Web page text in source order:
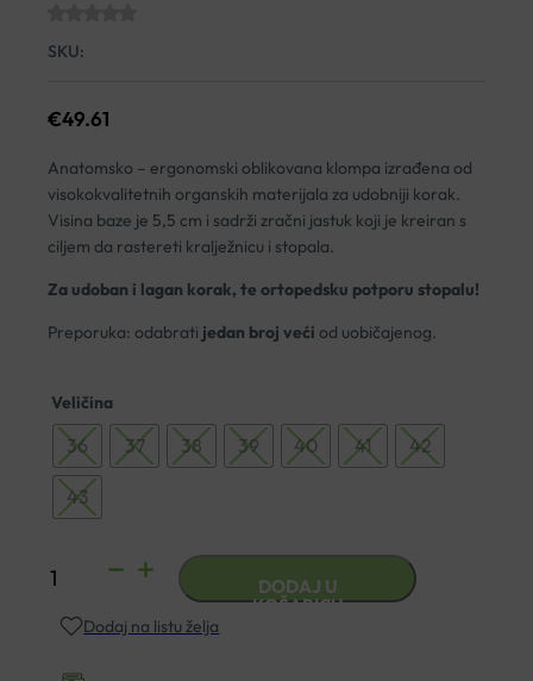
SKU:
€49.61
Anatomsko – ergonomski oblikovana klompa izrađena od
visokokvalitetnih organskih materijala za udobniji korak.
Visina baze je 5,5 cm i sadrži zračni jastuk koji je kreiran s
ciljem da rastereti kralježnicu i stopala.
Za udoban i lagan korak, te ortopedsku potporu stopalu!
Preporuka: odabrati jedan broj većiod uobičajenog.
Veličina
36 37 38 39 40 41 42
43
ANATOMSKE
TERLIK
DODAJ U
KOŠARICU
Dodaj na listu želja